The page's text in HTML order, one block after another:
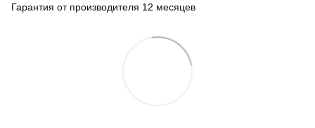
Гарантия от производителя 12 месяцев